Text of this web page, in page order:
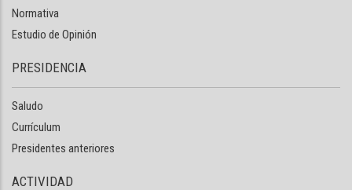
Normativa
Estudio de Opinión
PRESIDENCIA
Saludo
Currículum
Presidentes anteriores
ACTIVIDAD